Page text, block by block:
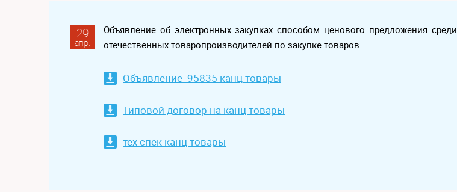
29
апр.
Объявление об электронных закупках способом ценового предложения среди
отечественных товаропроизводителей по закупке товаров
Объявление_95835 канц товары
Типовой договор на канц товары
тех спек канц товары